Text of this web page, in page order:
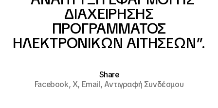
ΔΙΑΧΕΙΡΗΣΗΣ
ΠΡΟΓΡΑΜΜΑΤΟΣ
ΗΛΕΚΤΡΟΝΙΚΩΝ ΑΙΤΗΣΕΩΝ”.
Share
Facebook,X, Email,Αντιγραφή Συνδέσμου